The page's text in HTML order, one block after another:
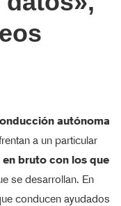
autónoma
a un particular
bruto con los que
se desarrollan. En
conducen ayudados